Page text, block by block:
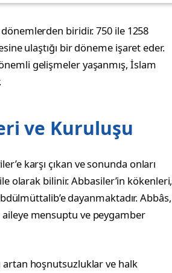
biridir. 750 ile 1258
ulaştığı bir döneme işaret eder.
gelişmeler yaşanmış, İslam
ve Kuruluşu
karşı çıkan ve sonunda onları
olarak bilinir. Abbasiler’in kökenleri,
dayanmaktadır. Abbâs,
aileye mensuptu ve peygamber
artan hoşnutsuzluklar ve halk